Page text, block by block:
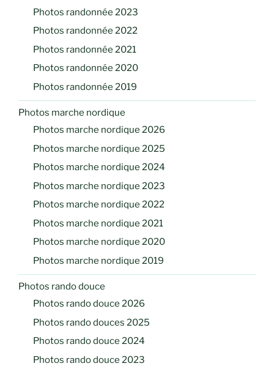
Photos randonnée 2023
Photos randonnée 2022
Photos randonnée 2021
Photos randonnée 2020
Photos randonnée 2019
Photos marche nordique
Photos marche nordique 2026
Photos marche nordique 2025
Photos marche nordique 2024
Photos marche nordique 2023
Photos marche nordique 2022
Photos marche nordique 2021
Photos marche nordique 2020
Photos marche nordique 2019
Photos rando douce
Photos rando douce 2026
Photos rando douces 2025
Photos rando douce 2024
Photos rando douce 2023